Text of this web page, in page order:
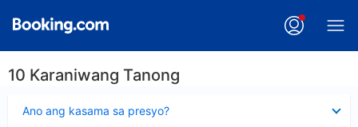
10 Karaniwang Tanong
Ano ang kasama sa presyo?
ang